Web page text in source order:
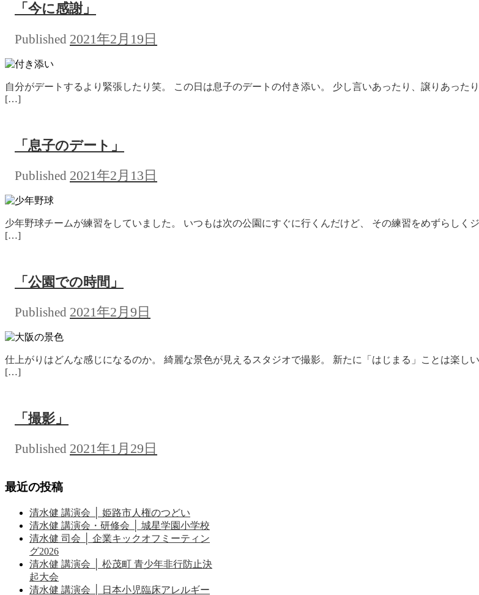
「今に感謝」
Published 2021年2月19日
自分がデートするより緊張したり笑。 この日は息子のデートの付き添い。 少し言いあったり、譲りあったり
[…]
「息子のデート」
Published 2021年2月13日
少年野球チームが練習をしていました。 いつもは次の公園にすぐに行くんだけど、 その練習をめずらしくジ
[…]
「公園での時間」
Published 2021年2月9日
仕上がりはどんな感じになるのか。 綺麗な景色が見えるスタジオで撮影。 新たに「はじまる」ことは楽しい
[…]
「撮影」
Published 2021年1月29日
最近の投稿
清水健 講演会 │ 姫路市人権のつどい
清水健 講演会・研修会 │ 城星学園小学校
清水健 司会 │ 企業キックオフミーティン
グ2026
清水健 講演会 │ 松茂町 青少年非行防止決
起大会
清水健 講演会 │ 日本小児臨床アレルギー